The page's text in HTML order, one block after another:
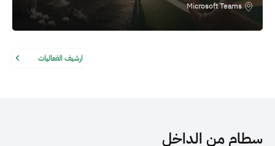
Microsoft Teams
ارشيف الفعاليات
سطام من الداخل